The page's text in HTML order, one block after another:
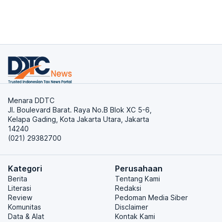
Menara DDTC
Jl. Boulevard Barat. Raya No.B Blok XC 5-6,
Kelapa Gading, Kota Jakarta Utara, Jakarta
14240
(021) 29382700
Kategori
Berita
Literasi
Review
Komunitas
Data & Alat
Perusahaan
Tentang Kami
Redaksi
Pedoman Media Siber
Disclaimer
Kontak Kami